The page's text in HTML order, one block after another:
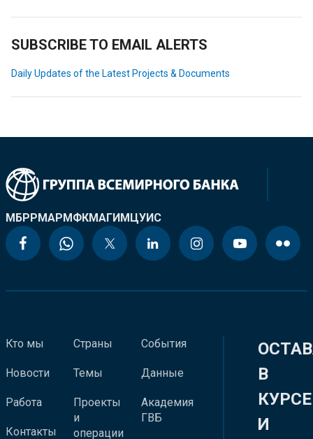
SUBSCRIBE TO EMAIL ALERTS
Daily Updates of the Latest Projects & Documents
МБРРМАРМФКМАГИМЦУИС
Кто мы
Новости
Работа
Контакты
Страны
Темы
Проекты
и
операции
События
Данные
Академия
ГВБ
В
КУРСЕ
И